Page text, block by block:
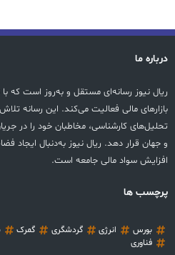
درباره ما
ریال نیوز رسانه‌ای مستقل و به‌روز است که با
بازارهای مالی فعالیت می‌کند. این رسانه
تحلیل‌های کارشناسی، مخاطبان خود را در
و جهان قرار دهد. ریال نیوز به‌دنبال ایجاد
افزایش سواد مالی جامعه است.
پرچسب ها
بورس انرژی گردشگری گمرک
فناوری